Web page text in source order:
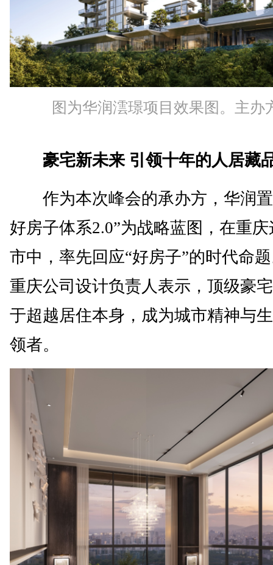
图为华润澐璟项目效果图。主办
豪宅新未来 引领十年的人居藏
作为本次峰会的承办方，华润置
好房子体系2.0”为战略蓝图，在重
市中，率先回应“好房子”的时代命
重庆公司设计负责人表示，顶级豪
于超越居住本身，成为城市精神与
领者。